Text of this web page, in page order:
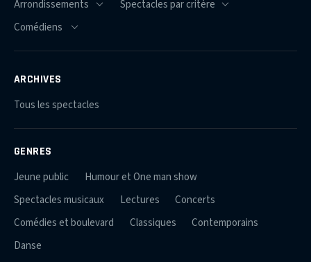
ARCHIVES
Tous les spectacles
GENRES
Jeune public
Humour et One man show
Spectacles musicaux
Lectures
Concerts
Comédies et boulevard
Classiques
Contemporains
Danse